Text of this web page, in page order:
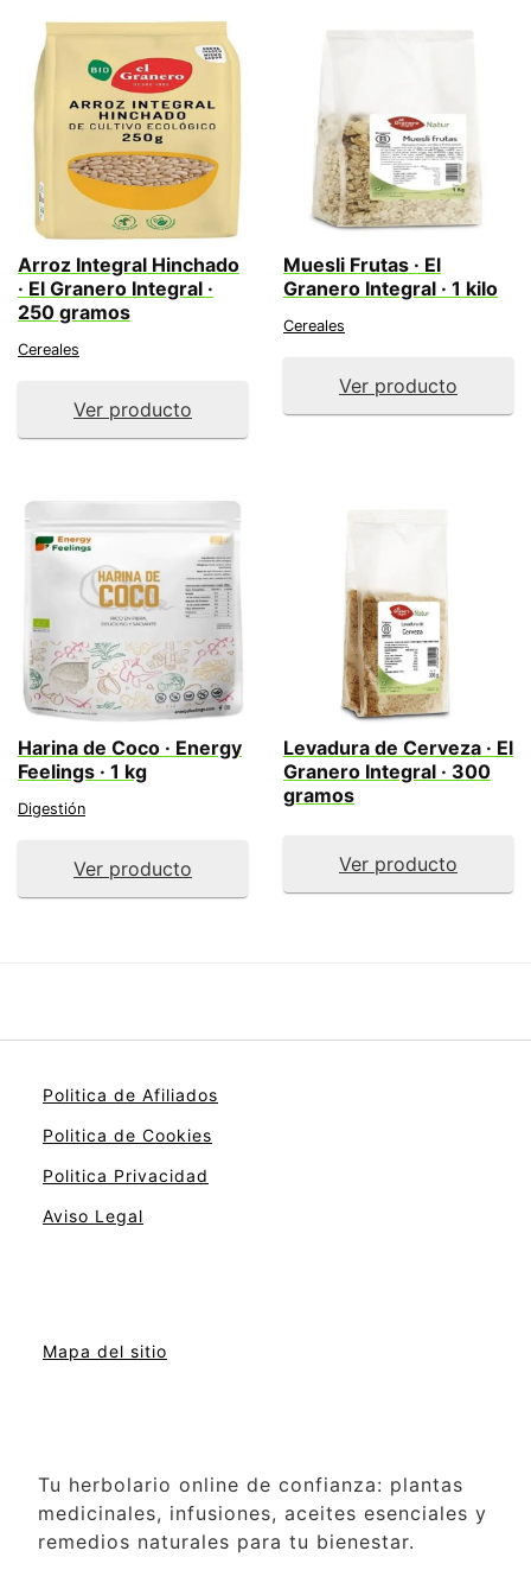
Arroz Integral Hinchado
· El Granero Integral ·
250 gramos
Cereales
Ver producto
Muesli Frutas · El
Granero Integral · 1 kilo
Cereales
Ver producto
Harina de Coco · Energy
Feelings · 1 kg
Digestión
Ver producto
Levadura de Cerveza · El
Granero Integral · 300
gramos
Ver producto
Politica de Afiliados
Politica de Cookies
Politica Privacidad
Aviso Legal
Mapa del sitio
Tu herbolario online de confianza: plantas
medicinales, infusiones, aceites esenciales y
remedios naturales para tu bienestar.